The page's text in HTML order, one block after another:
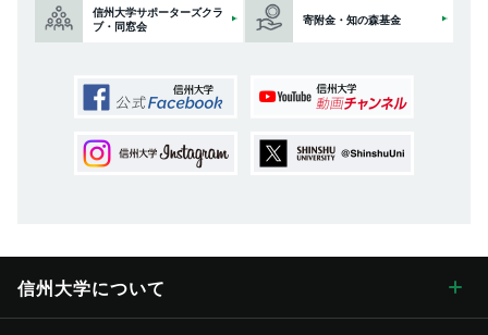
信州大学サポーターズクラ
ブ・同窓会
寄附金・知の森基金
信州大学について